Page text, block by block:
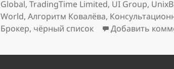
Global,TradingTime Limited, UI Group,
World,Алгоритм Ковалёва,
Брокер, чёрный список Добавить